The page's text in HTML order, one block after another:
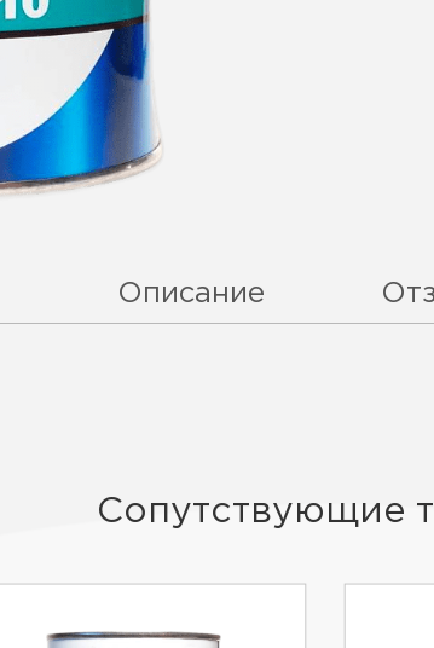
Описание
Сопутствующие